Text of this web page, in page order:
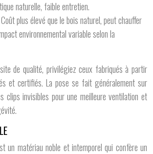
naturelle, faible entretien.
plus élevé que le bois naturel, peut chauffer
environnemental variable selon la
de qualité, privilégiez ceux fabriqués à partir
et certifiés. La pose se fait généralement sur
clips invisibles pour une meilleure ventilation et
un matériau noble et intemporel qui confère un